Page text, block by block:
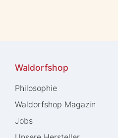
Waldorfshop
Philosophie
Waldorfshop Magazin
Jobs